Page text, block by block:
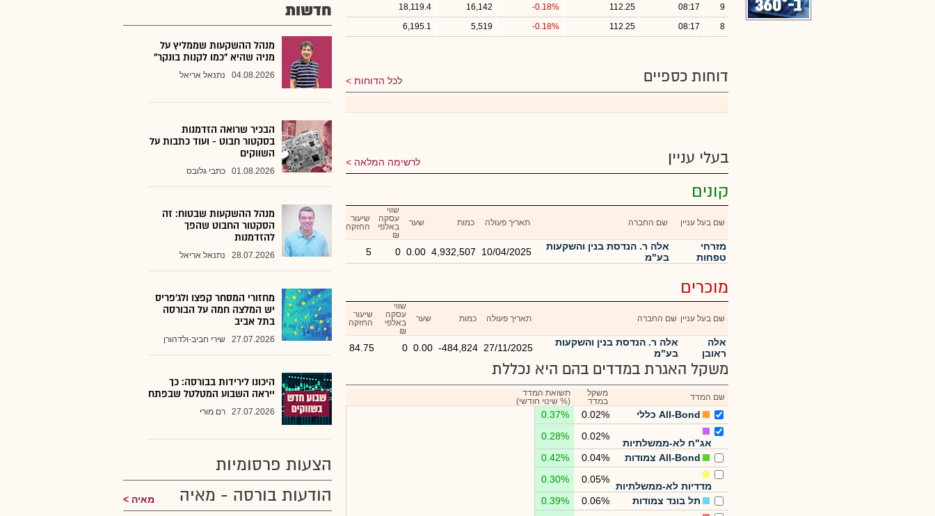
9
08:17
112.25
-0.18%
16,142
18,119.4
8
08:17
112.25
-0.18%
5,519
6,195.1
דוחות כספיים לכל הדוחות
בעלי עניין לרשימה המלאה
קונים
שם בעל עניין שם החברה תאריך פעולה כמות שער
שווי
עסקה
באלפי
₪
שיעור
החזקה
מזרחי
טפחות
אלה ר. הנדסת בנין והשקעות
בע"מ
10/04/2025
4,932,507
0.00
0
5
מוכרים
שם בעל עניין שם החברה תאריך פעולה כמות שער
שווי
עסקה
באלפי
₪
שיעור
החזקה
אלה
ראובן
אלה ר. הנדסת בנין והשקעות
בע"מ
27/11/2025
-484,824
0.00
0
84.75
משקל האגרת במדדים בהם היא נכללת
שם המדד
משקל
במדד
תשואת המדד
(% שינוי חודשי)
All-Bond כללי 0.02%
0.37%
אג"ח לא-ממשלתיות
0.02%
0.28%
All-Bond צמודות
0.04%
0.42%
מדדיות לא-ממשלתיות
0.05%
0.30%
תל בונד צמודות
0.06%
0.39%
חדשות
מנהל ההשקעות שממליץ על
מניה שהיא "כמו לקנות בונקר"
04.08.2026 נתנאל אריאל
הבכיר שרואה הזדמנות
בסקטור חבוט - ועוד כתבות על
השווקים
01.08.2026 כתבי גלובס
מנהל ההשקעות שבטוח: זה
הסקטור החבוט שהפך
להזדמנות
28.07.2026 נתנאל אריאל
מחזורי המסחר קפצו ולג'פריס
יש המלצה חמה על הבורסה
בתל אביב
27.07.2026 שירי חביב-ולדהורן
היכונו לירידות בבורסה: כך
ייראה השבוע המטלטל שבפתח
27.07.2026 רם מורי
הצעות פרסומיות
הודעות בורסה - מאיה
מאיה